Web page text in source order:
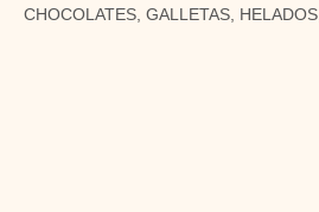
CHOCOLATES GALLETAS HELADOS